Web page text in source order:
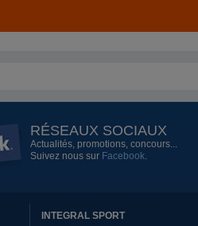
RÉSEAUX SOCIAUX
Actualités, promotions, concours...
Suivez nous sur Facebook.
INTEGRAL SPORT